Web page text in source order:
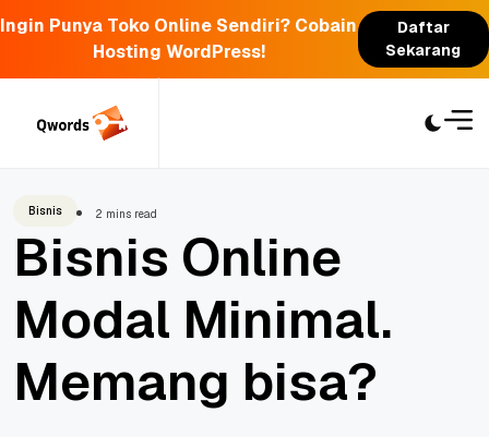
Ingin Punya Toko Online Sendiri? Cobain
Hosting WordPress!
Daftar
Sekarang
Bisnis 2 mins read
Bisnis Online
Modal Minimal.
Memang bisa?